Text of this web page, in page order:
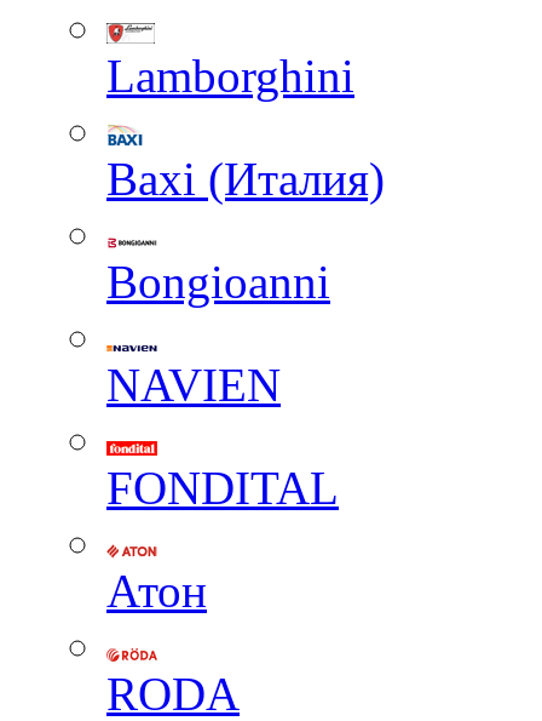
Lamborghini
Baxi (Италия)
Вongioanni
NAVIEN
FONDITAL
Атон
RODA